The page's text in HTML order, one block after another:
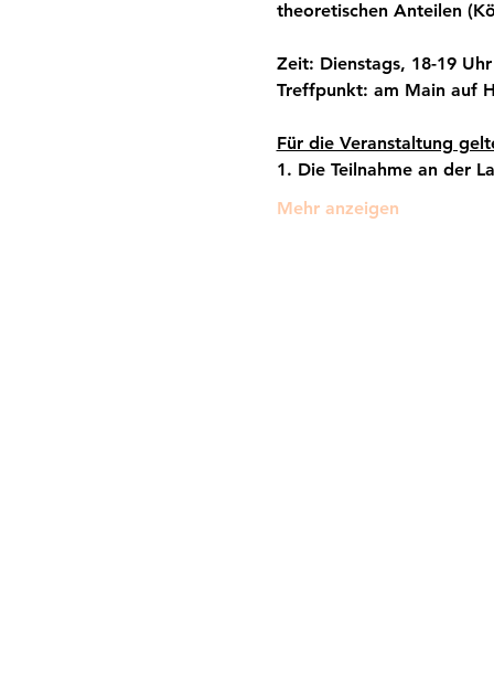
theoretischen Anteilen
Zeit: Dienstags, 18-19 Uhr
Treffpunkt: am Main auf
Für die Veranstaltung
1. Die Teilnahme an der
Mehr anzeigen